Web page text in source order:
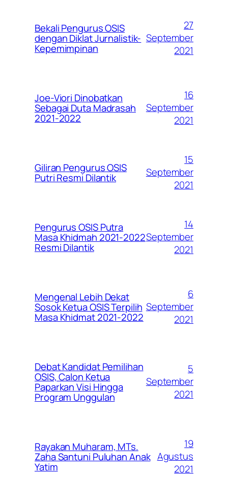
Bekali Pengurus OSIS
dengan Diklat Jurnalistik-
Kepemimpinan
27
September
2021
Joe-Viori Dinobatkan
Sebagai Duta Madrasah
2021-2022
16
September
2021
Giliran Pengurus OSIS
Putri Resmi Dilantik
15
September
2021
Pengurus OSIS Putra
Masa Khidmah 2021-2022
Resmi Dilantik
14
September
2021
Mengenal Lebih Dekat
Sosok Ketua OSIS Terpilih
Masa Khidmat 2021-2022
6
September
2021
Debat Kandidat Pemilihan
OSIS, Calon Ketua
Paparkan Visi Hingga
Program Unggulan
5
September
2021
Rayakan Muharam, MTs.
Zaha Santuni Puluhan Anak
Yatim
19
Agustus
2021